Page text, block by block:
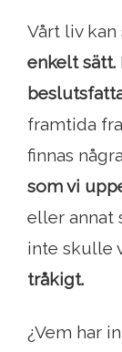
Vårt liv
enkelt sätt.
framtida
finnas
som vi
eller annat
inte skulle
tråkigt.
¿Vem har